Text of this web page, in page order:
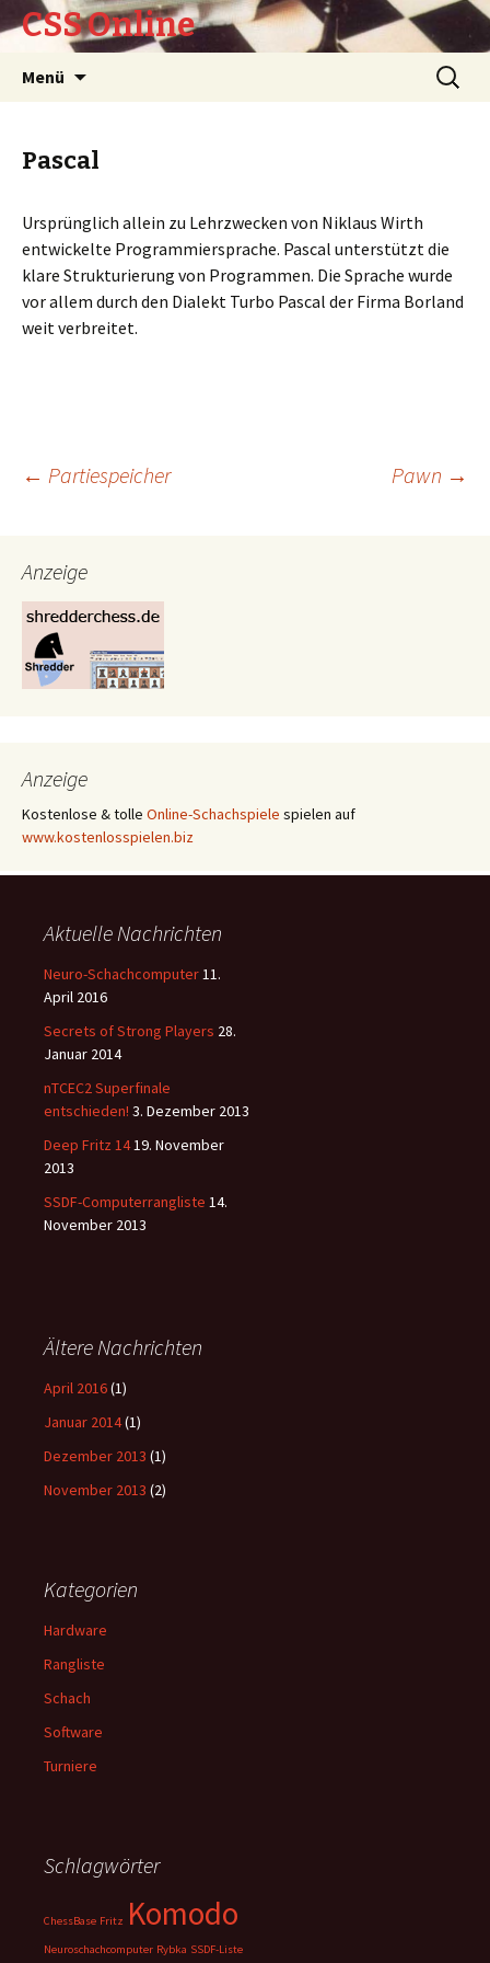
CSS Online
Menü
Suche
nach:
Pascal
Ursprünglich allein zu Lehrzwecken von Niklaus Wirth
entwickelte Programmiersprache. Pascal unterstützt die
klare Strukturierung von Programmen. Die Sprache wurde
vor allem durch den Dialekt Turbo Pascal der Firma Borland
weit verbreitet.
Beitrags-
Navigation
← Partiespeicher Pawn →
Anzeige
Anzeige
Kostenlose & tolle Online-Schachspiele spielen auf
www.kostenlosspielen.biz
Aktuelle Nachrichten
Neuro-Schachcomputer11.
April 2016
Secrets of Strong Players 28.
Januar 2014
nTCEC2 Superfinale
entschieden! 3. Dezember 2013
Deep Fritz 1419. November
2013
SSDF-Computerrangliste 14.
November 2013
Ältere Nachrichten
April 2016(1)
Januar 2014(1)
Dezember 2013 (1)
November 2013 (2)
Kategorien
Hardware
Rangliste
Schach
Software
Turniere
Schlagwörter
ChessBase Fritz Komodo
Neuroschachcomputer Rybka SSDF-Liste